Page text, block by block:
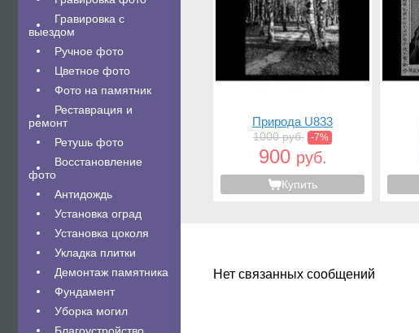
Гравировка с
выездом
Ручное фото
Цветное фото
Фото на памятник
Реставрация и
ремонт
Ретушь фото
Восстановление
фото
Антидождь
Установка оград
Установка цоколя
Укладка плитки
Демонтаж памятника
Фундамент
Уборка могил
Природа U833
1000 руб. -7%
900 руб.
Купить
Нет связанных сообщений